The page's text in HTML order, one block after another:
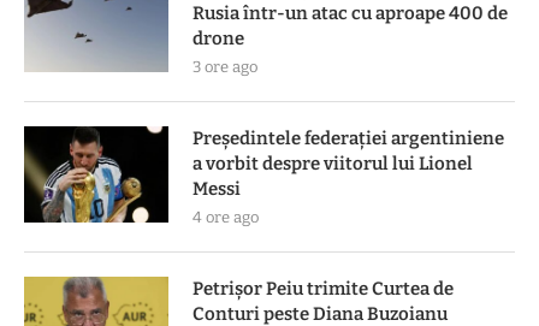
Rusia într-un atac cu aproape 400 de
drone
3 ore ago
Președintele federației argentiniene
a vorbit despre viitorul lui Lionel
Messi
4 ore ago
Petrișor Peiu trimite Curtea de
Conturi peste Diana Buzoianu